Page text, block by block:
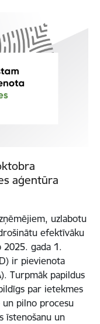
aģentūra
uzlabotu
efektīvāku
gada 1.
ir pievienota
Turpmāk papildus
par ietekmes
un pilno procesu
īstenošanu un